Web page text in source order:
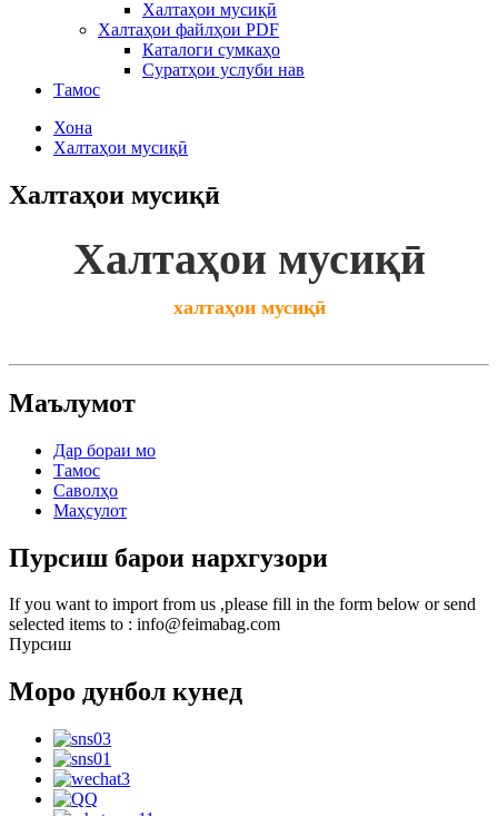
Халтаҳои мусиқӣ
Халтаҳои файлҳои PDF
Каталоги сумкаҳо
Суратҳои услуби нав
Тамос
Хона
Халтаҳои мусиқӣ
Халтаҳои мусиқӣ
Халтаҳои мусиқӣ
халтаҳои мусиқӣ
Маълумот
Дар бораи мо
Тамос
Саволҳо
Маҳсулот
Пурсиш барои нархгузори
If you want to import from us ,please fill in the form below or send
selected items to : info@feimabag.com
Пурсиш
Моро дунбол кунед